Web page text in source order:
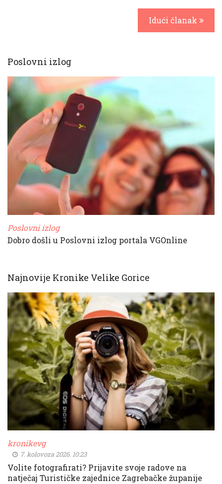
Idući članak
Poslovni izlog
Poslovni izlog
Dobro došli u Poslovni izlog portala VGOnline
Najnovije Kronike Velike Gorice
kronikevg
7. kolovoza 2026. 10:23
Volite fotografirati? Prijavite svoje radove na
natječaj Turističke zajednice Zagrebačke županije